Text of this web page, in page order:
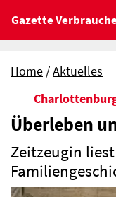
Gazette
Home
Aktuelles
Überleben
Zeitzeugin